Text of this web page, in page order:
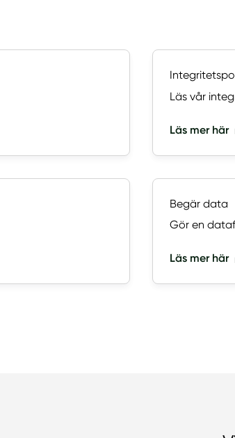
Läs vår
Läs mer här
Begär data
Gör en
Läs mer här